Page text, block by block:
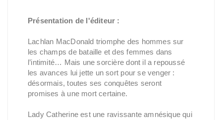
Présentation de l'éditeur :
Lachlan MacDonald triomphe des hommes sur
les champs de bataille et des femmes dans
l’intimité… Mais une sorcière dont il a repoussé
les avances lui jette un sort pour se venger :
désormais, toutes ses conquêtes seront
promises à une mort certaine.
Lady Catherine est une ravissante amnésique qui